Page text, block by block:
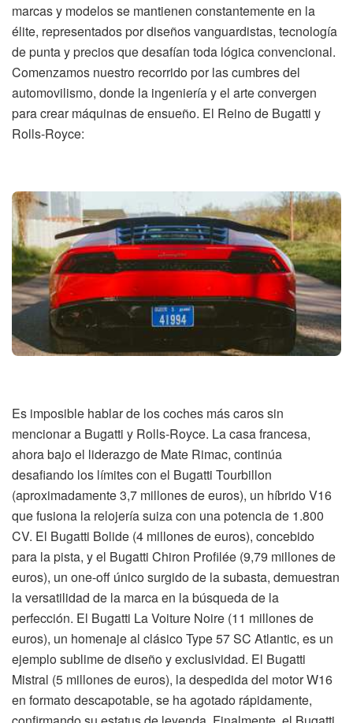
marcas y modelos se mantienen constantemente en la
élite, representados por diseños vanguardistas, tecnología
de punta y precios que desafían toda lógica convencional.
Comenzamos nuestro recorrido por las cumbres del
automovilismo, donde la ingeniería y el arte convergen
para crear máquinas de ensueño. El Reino de Bugatti y
Rolls-Royce:
Es imposible hablar de los coches más caros sin
mencionar a Bugatti y Rolls-Royce. La casa francesa,
ahora bajo el liderazgo de Mate Rimac, continúa
desafiando los límites con el Bugatti Tourbillon
(aproximadamente 3,7 millones de euros), un híbrido V16
que fusiona la relojería suiza con una potencia de 1.800
CV. El Bugatti Bolide (4 millones de euros), concebido
para la pista, y el Bugatti Chiron Profilée (9,79 millones de
euros), un one-off único surgido de la subasta, demuestran
la versatilidad de la marca en la búsqueda de la
perfección. El Bugatti La Voiture Noire (11 millones de
euros), un homenaje al clásico Type 57 SC Atlantic, es un
ejemplo sublime de diseño y exclusividad. El Bugatti
Mistral (5 millones de euros), la despedida del motor W16
en formato descapotable, se ha agotado rápidamente,